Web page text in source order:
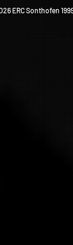
ERC Sonthofen